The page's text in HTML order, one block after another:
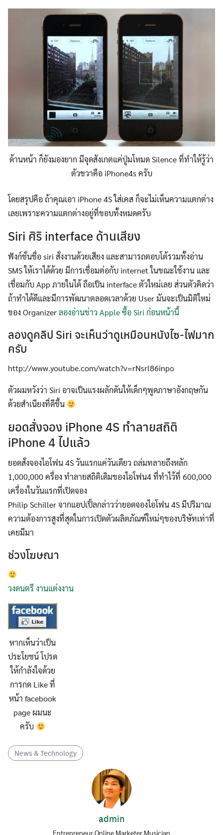
ด้านหน้า ก็ยังมองยาก มีจุดสังเกตแค่ปู่มโหมด Silence ที่ทำให้รู้ว่า
ตัวขวาคือ iPhone4s ครับ
โดยสรุปคือ ถ้าคุณเอา iPhone 4S ใส่เคส ก็จะไม่เห็นความแตกต่าง
เลยเพราะความแตกต่างอยู่ที่ขอบทั้งหมดครับ
Siri ศิริ interface ด้านเสียง
ฟังก์ชั่นชื่อ siri สั่งงานด้วยเสียง และสามารถตอบโต้รวมทั้งอ่าน
SMS ให้เราได้ด้วย มีการเชื่อมต่อกับ internet ในขณะใช้งาน และ
เชื่อมกับ App ภายในได้ ถือเป็น interface ตัวใหม่เลย ส่วนตัวคิดว่า
ถ้าทำได้ดีและมีการพัฒนาตลอดเวลาด้วย User มันจะเป็นมิติใหม่
ของ Organizerลองอ่านข่าว Apple ซื้อ Siri ก่อนหน้านี้
ลองดูคลิป Siri จะเห็นว่าดูเหมือนหนังไซ-ไฟมาก
ครับ
http://www.youtube.com/watch?v=rNsrl86inpo
ตัวผมหวังว่า Siri อาจเป็นแรงผลักดันให้เด็กๆพูดภาษาอังกฤษกัน
ด้วยสำเนียงที่ดีขึ้น
ยอดสั่งจอง iPhone 4S ทำลายสถิติ
iPhone 4 ไปแล้ว
ยอดสั่งจองไอโฟน 4S วันแรกแค่วันเดียว ถล่มทลายถึงหลัก
1,000,000 ครื่อง ทำลายสถิติเดิมของไอโฟน4 ที่ทำไว้ที่ 600,000
เครื่องในวันแรกที่เปิดจอง
Philip Schiller จากแอปเปิ้ลกล่าวว่ายอดจองไอโฟน 4S มีปริมาณ
ความต้องการสูงที่สุดในการเปิดตัวผลิตภัณฑ์ใหม่ๆของบริษัทเท่าที่
เคยมีมา
ช่วงโฆษณา
วงดนตรี งานแต่งงาน
หากเห็นว่าเป็น
ประโยชน์ โปรด
ให้กำลังใจด้วย
การกด Like ที่
หน้า facebook
page ผมนะ
ครับ
News & Technology
admin
Entrepreneur,Online Marketer,Musician